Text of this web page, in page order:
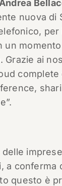
Andrea
nuova di
per
un
Grazie ai
conferma
questo è